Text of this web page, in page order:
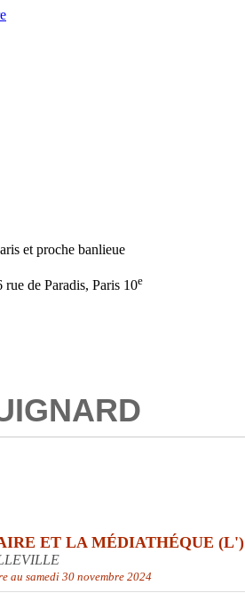
et proche banlieue
de Paradis, Paris 10e
ET LA MÉDIATHÉQUE (L')
au samedi 30 novembre 2024